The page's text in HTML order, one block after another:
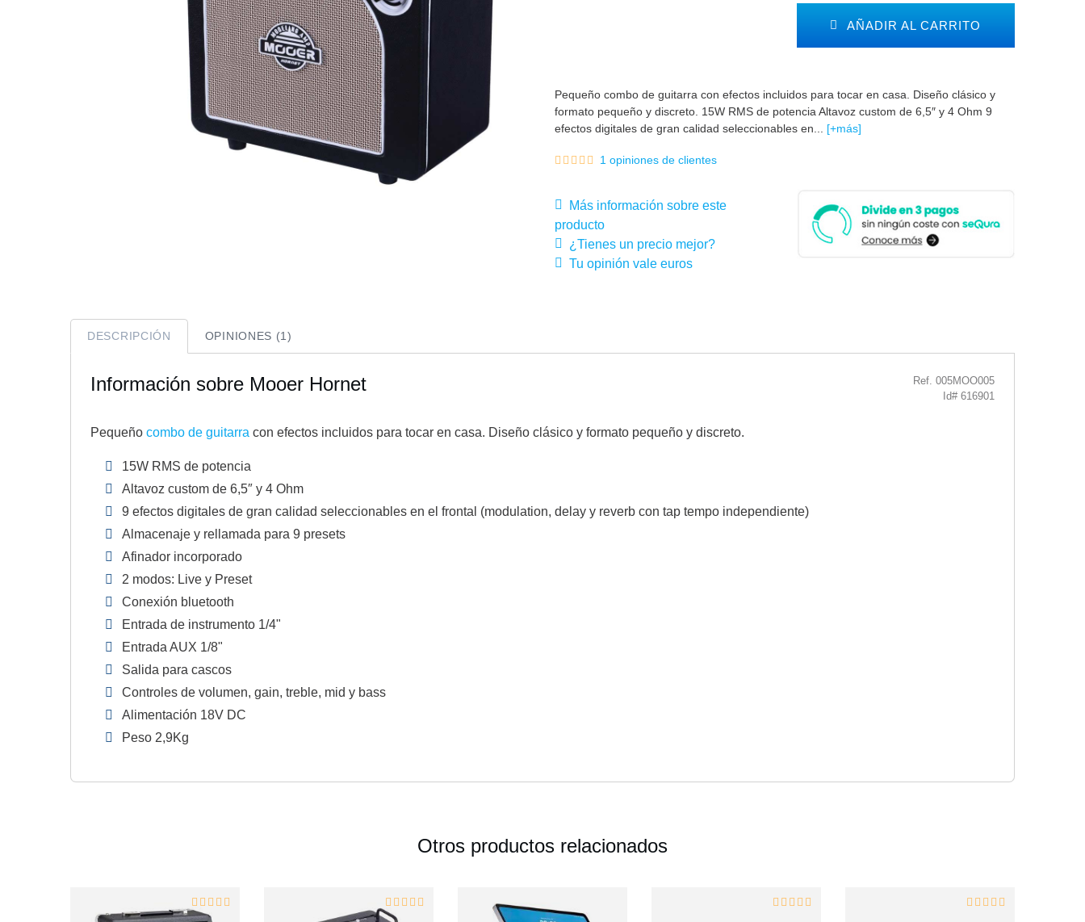
AÑADIR AL CARRITO
Pequeño combo de guitarra con efectos incluidos para tocar en casa. Diseño clásico y
formato pequeño y discreto. 15W RMS de potencia Altavoz custom de 6,5″ y 4 Ohm 9
efectos digitales de gran calidad seleccionables en... [+más]
1 opiniones de clientes
Más información sobre este
producto
¿Tienes un precio mejor?
Tu opinión vale euros
DESCRIPCIÓN OPINIONES (1)
Información sobre Mooer Hornet
Ref. 005MOO005
Id# 616901
Pequeño combo de guitarra con efectos incluidos para tocar en casa. Diseño clásico y formato pequeño y discreto.
15W RMS de potencia
Altavoz custom de 6,5″ y 4 Ohm
9 efectos digitales de gran calidad seleccionables en el frontal (modulation, delay y reverb con tap tempo independiente)
Almacenaje y rellamada para 9 presets
Afinador incorporado
2 modos: Live y Preset
Conexión bluetooth
Entrada de instrumento 1/4"
Entrada AUX 1/8"
Salida para cascos
Controles de volumen, gain, treble, mid y bass
Alimentación 18V DC
Peso 2,9Kg
Otros productos relacionados